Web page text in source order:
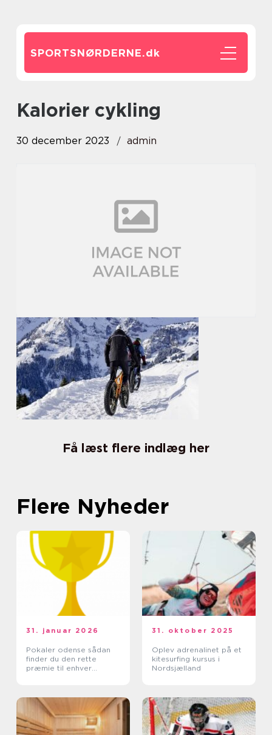
SPORTSNØRDERNE.dk
kalorier cykling
30 december 2023 admin
Få læst flere indlæg her
Flere Nyheder
31. januar 2026
Pokaler odense sådan
finder du den rette
præmie til enhver
31. oktober 2025
Oplev adrenalinet på et
kitesurfing kursus i
Nordsjælland